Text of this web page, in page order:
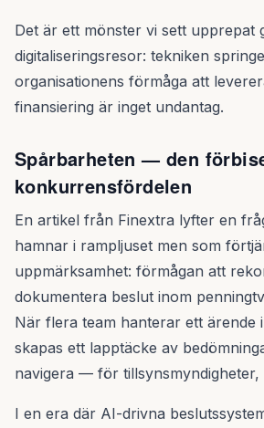
Det är ett mönster vi sett upprepat
digitaliseringsresor: tekniken
organisationens förmåga att
finansiering är inget undantag.
Spårbarheten — den
konkurrensfördelen
En artikel från Finextra lyfter en
hamnar i rampljuset men som
uppmärksamhet: förmågan att
dokumentera beslut inom
När flera team hanterar ett ärende
skapas ett lapptäcke av
navigera — för tillsynsmyndigheter,
I en era där AI-drivna